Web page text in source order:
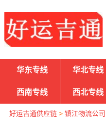
华东专线 华北专线
西南专线 西北专线
好运吉通供应链> 镇江物流公司